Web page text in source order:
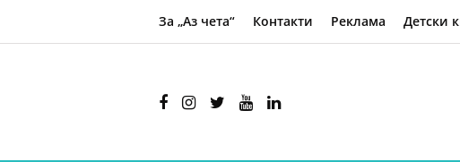
За „Аз чета“ Контакти Реклама Детски